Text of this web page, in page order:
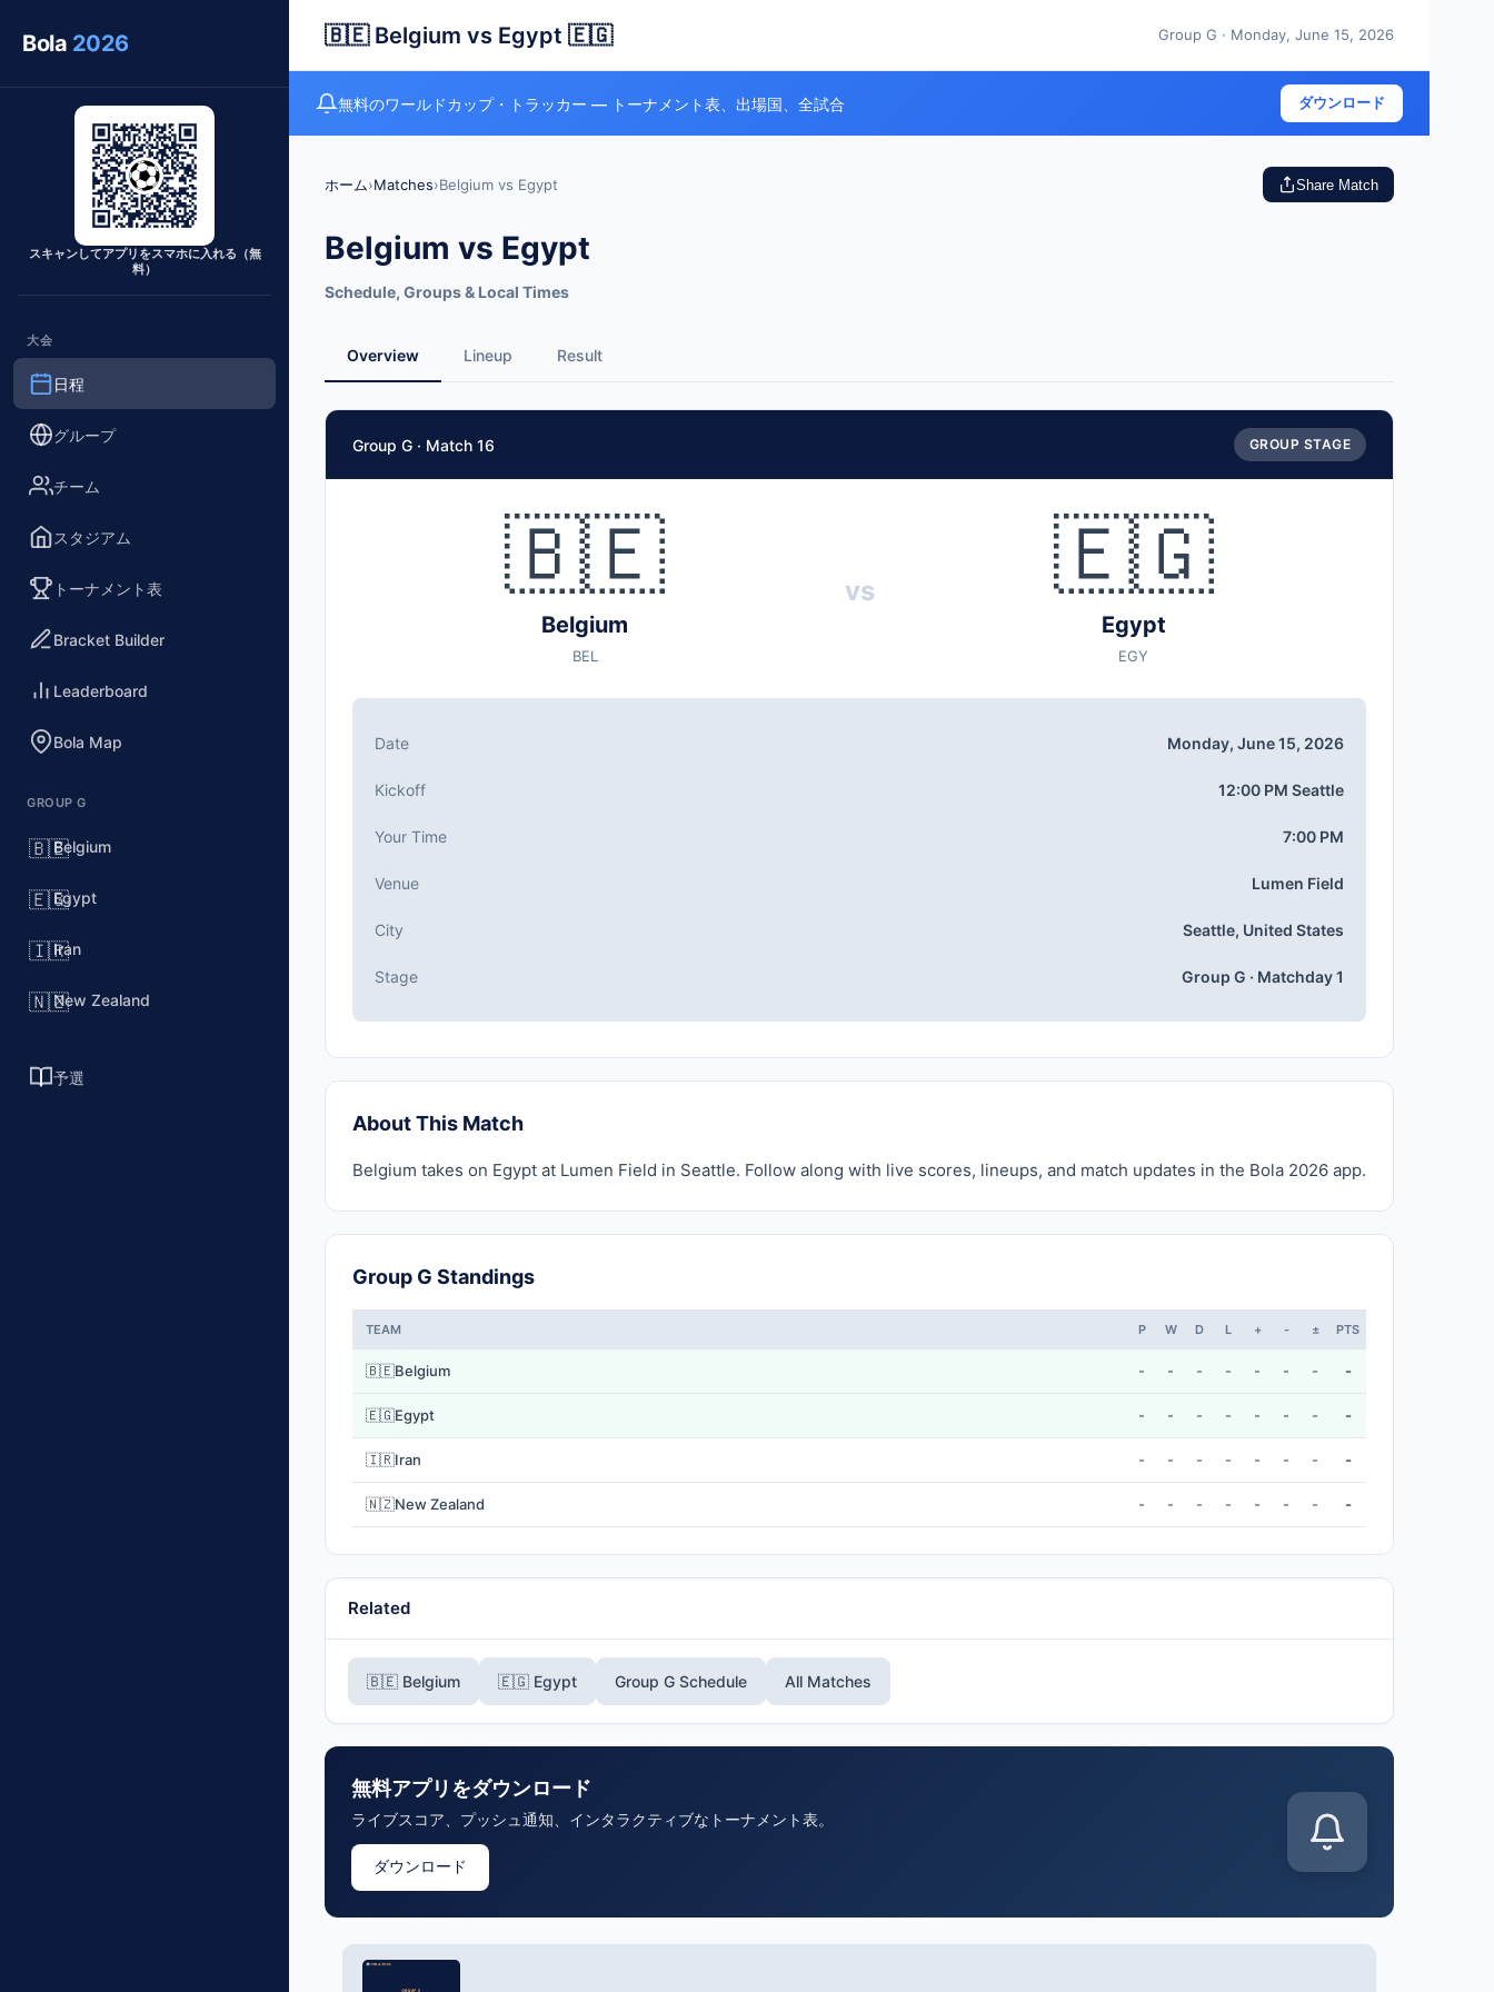
Bola 2026
スキャンしてアプリをスマホに入れる（無
料）
大会
日程
グループ
チーム
スタジアム
トーナメント表
Bracket Builder
Leaderboard
Bola Map
GROUP G
🇧🇪Belgium
🇪🇬Egypt
🇮🇷Iran
🇳🇿New Zealand
予選
🇧🇪 Belgium vs Egypt 🇪🇬 Group G · Monday, June 15, 2026
無料のワールドカップ・トラッカー — トーナメント表、出場国、全試合 ダウンロード
ホーム›Matches›Belgium vs Egypt Share Match
Belgium vs Egypt
Schedule, Groups & Local Times
Overview Lineup Result
Match Facts
vs 🇪🇬 Egypt (EGY)
Monday, Jun 15, 2026
Lumen Field(capacity: 69,000)
Seattle, United States
Competition
Match Number
Group G Teams
Group G · Match 16 GROUP STAGE
🇧🇪
Belgium
BEL
vs 🇪🇬
Egypt
EGY
Date Monday, June 15, 2026
Kickoff 12:00 PM Seattle
Your Time 7:00 PM
Venue Lumen Field
City Seattle, United States
Stage Group G · Matchday 1
About This Match
Belgium takes on Egypt at Lumen Field in Seattle. Follow along with live scores, lineups, and match updates in the Bola 2026 app.
Group G Standings
TEAM P W D L + - ± PTS
🇧🇪Belgium - - - - - - - -
🇪🇬Egypt - - - - - - - -
🇮🇷Iran - - - - - - - -
🇳🇿New Zealand - - - - - - - -
Related
🇧🇪 Belgium 🇪🇬 Egypt Group G Schedule All Matches
無料アプリをダウンロード
ライブスコア、プッシュ通知、インタラクティブなトーナメント表。
ダウンロード